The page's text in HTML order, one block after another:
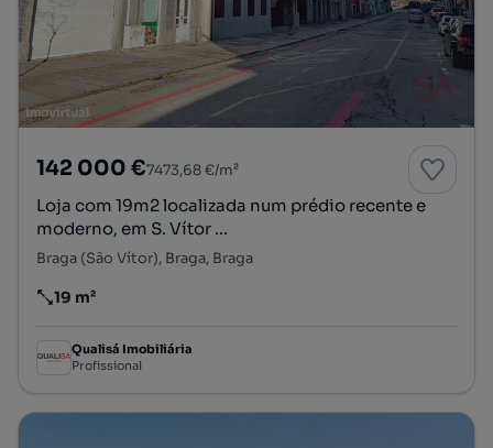
142 000 €7473,68 €/m²
Loja com 19m2 localizada num prédio recente e
moderno, em S. Vítor ...
Braga (São Vítor), Braga, Braga
Preço por metro quadrado
19 m²
Qualisá Imobiliária
Profissional